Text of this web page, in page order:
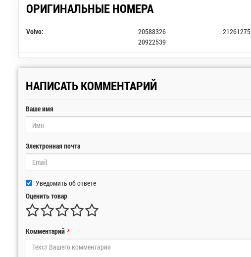
ОРИГИНАЛЬНЫЕ НОМЕРА
Volvo: 20588326 21261275
20922539
НАПИСАТЬ КОММЕНТАРИЙ
Ваше имя
Электронная почта
Уведомить об ответе
Оценить товар
Комментарий *